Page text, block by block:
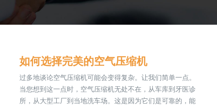
如何选择完美的空气压缩机
过多地谈论空气压缩机可能会变得复杂。让我们简单一点。
当您想到这一点时，空气压缩机无处不在，从车库到牙医诊
所，从大型工厂到当地洗车场。这是因为它们是可靠的，能